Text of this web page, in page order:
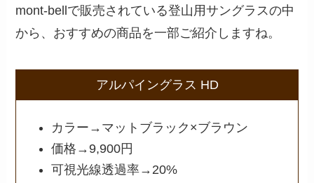
mont-bellで販売されている登山用サングラスの中
から、おすすめの商品を一部ご紹介しますね。
アルパイングラス HD
カラー→マットブラック×ブラウン
価格→9,900円
可視光線透過率→20%